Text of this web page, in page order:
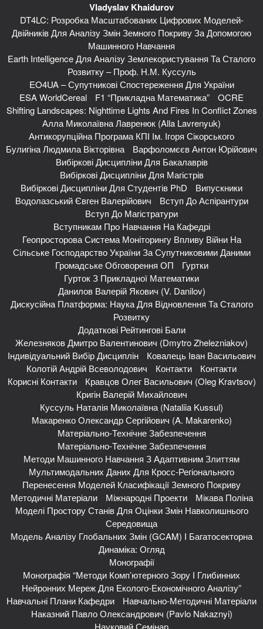
Vladyslav Khaidurov
DT4LC: Розробка Масштабованих Цифрових Моделей-
Двійників Для Аналізу Змін Земного Покриву За Допомогою
Машинного Навчання
Earth Intelligence Для Аналізу Землекористування Та Сталого
Розвитку – Проф. Н.М. Куссуль
EO4UA – Супутникові Спостереження Для України
ESA WorldCereal
F1 “Прикладна Математика”
OCRE
Shifting Landscapes: Nighttime Lights And Fires In Conflict Zones
Алла Миколаївна Лавренюк (Alla Lavrenyuk)
Антикорупційна Програма КПІ Ім. Ігоря Сікорського
Булигіна Людмила Вікторівна
Варфоломєєв Антон Юрійович
Вибіркові Дисципліни Для Бакалаврів
Вибіркові Дисципліни Для Магістрів
Вибіркові Дисципліни Для Студентів PhD
Випускники
Водолазський Євген Валерійович
Вступ До Аспірантури
Вступ До Магістратури
Вступникам Про Навчання На Кафедрі
Геопросторова Система Моніторингу Впливу Війни На
Сільське Господарство України За Супутниковими Даними
Громадське Обговорення ОП
Гуртки
Гурток З Прикладної Математики
Данилов Валерій Якович (V. Danilov)
Дискусійна Платформа: Наука Для Відновлення Та Сталого
Розвитку
Додаткові Рейтингові Бали
Железняков Дмитро Валентинович (Dmytro Zhelezniakov)
Індивідуальний Вибір Дисциплін
Ковалець Іван Васильович
Колотій Андрій Всеволодович
Контакти
Контакти
Корисні Контакти
Кравцов Олег Васильович (Oleg Kravtsov)
Кригін Валерій Михайлович
Куссуль Наталія Миколаївна (Nataliia Kussul)
Макаренко Олександр Сергійович (A. Makarenko)
Матеріально-Технічне Забезпечення
Матеріально-Технічне Забезпечення
Методи Машинного Навчання З Адаптивним Злиттям
Мультимодальних Даних Для Кросс-Регіонального
Перенесення Моделей Класифікації Земного Покриву
Методичні Матеріали
Міжнародні Проекти
Мікава Поліна
Моделі Простору Станів Для Оцінки Змін Навколишнього
Середовища
Модель Аналізу Глобальних Змін (GCAM) І Багатосекторна
Динаміка: Огляд
Монографії
Монографія “Методи Комп’ютерного Зору І Глибинних
Нейронних Мереж Для Еколого-Економічного Аналізу”
Навчальні Плани Кафедри
Навчально-Методичні Матеріали
Наказний Павло Олександрович (Pavlo Nakaznyi)